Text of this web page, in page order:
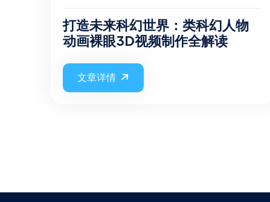
打造未来科幻世界：类科幻人物
动画裸眼3D视频制作全解读
文章详情